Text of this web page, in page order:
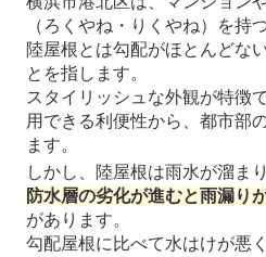
（ろくやね・りくやね）を持
陸屋根とは勾配がほとんどな
とを指します。
スタイリッシュな外観が特徴
用できる利便性から、都市部
ます。
しかし、陸屋根は雨水が溜ま
防水層の劣化が進むと雨漏り
があります。
勾配屋根に比べて水はけが悪